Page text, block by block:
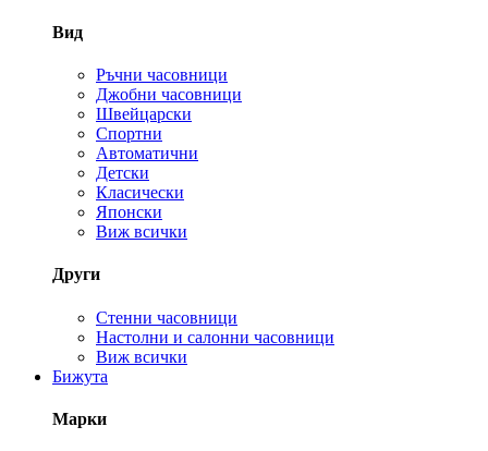
Вид
Ръчни часовници
Джобни часовници
Швейцарски
Спортни
Автоматични
Детски
Класически
Японски
Виж всички
Други
Стенни часовници
Настолни и салонни часовници
Виж всички
Бижута
Марки